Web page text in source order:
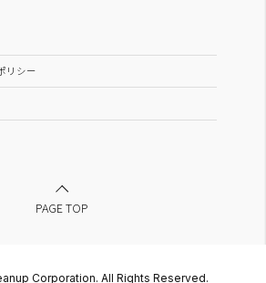
リシー
PAGE TOP
Corporation. All Rights Reserved.